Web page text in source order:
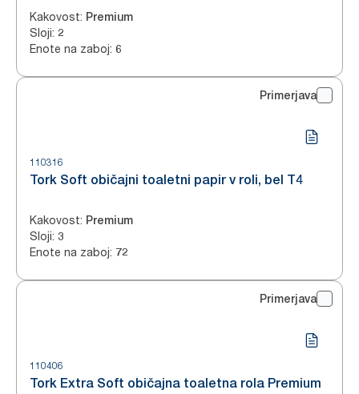
Kakovost: Premium
Sloji: 2
Enote na zaboj: 6
Primerjava
110316
Tork Soft običajni toaletni papir v roli, bel T4
Kakovost: Premium
Sloji: 3
Enote na zaboj: 72
Primerjava
110406
Tork Extra Soft običajna toaletna rola Premium